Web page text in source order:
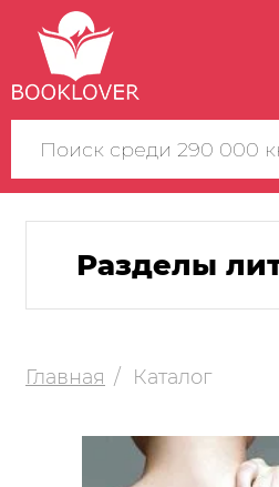
Поиск
по
сайту
Разделы
Главная Каталог